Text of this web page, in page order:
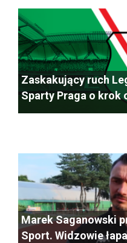
Zaskakujący ruch
Sparty Praga o krok
Marek Saganowski
Sport. Widzowie